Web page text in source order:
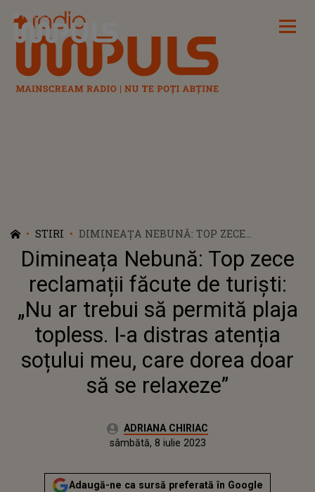
Radio Impuls
STIRI
DIMINEAȚA NEBUNĂ: TOP ZECE
RECLAMAȚII FĂCUTE DE TURIȘTI: „NU AR
TREBUI SĂ PERMITĂ PLAJA TOPLESS. I-A
DISTRAS ATENȚIA SOȚULUI MEU, CARE
DOREA DOAR SĂ SE RELAXEZE”
Dimineața Nebună: Top zece
reclamații făcute de turiști:
„Nu ar trebui să permită plaja
topless. I-a distras atenția
soțului meu, care dorea doar
să se relaxeze”
Autor:ADRIANA CHIRIAC
Actualizat:
sâmbătă, 8 iulie 2023
Adaugă-ne ca sursă preferată în Google